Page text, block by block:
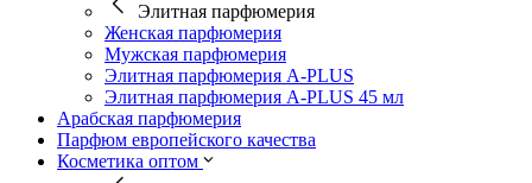
Элитная парфюмерия
Женская парфюмерия
Мужская парфюмерия
Элитная парфюмерия A-PLUS
Элитная парфюмерия A-PLUS 45 мл
Арабская парфюмерия
Парфюм европейского качества
Косметика оптом